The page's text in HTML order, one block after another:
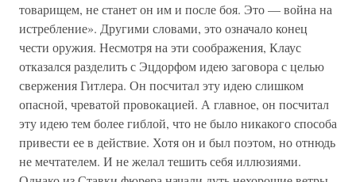
товарищем, не станет он им и после боя. Это — война на
истребление». Другими словами, это означало конец
чести оружия. Несмотря на эти соображения, Клаус
отказался разделить с Эцдорфом идею заговора с целью
свержения Гитлера. Он посчитал эту идею слишком
опасной, чреватой провокацией. А главное, он посчитал
эту идею тем более гиблой, что не было никакого способа
привести ее в действие. Хотя он и был поэтом, но отнюдь
не мечтателем. И не желал тешить себя иллюзиями.